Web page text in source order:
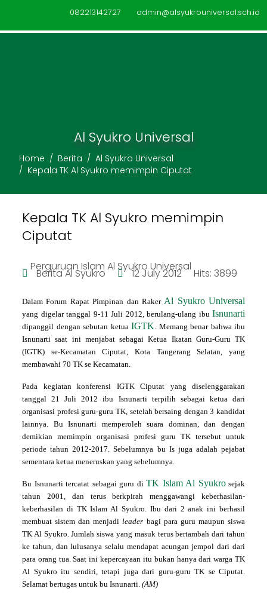
082213142727 admin@alsyukrouniversal.sch.id
Al Syukro Universal
Home Berita
Al Syukro Universal
Kepala TK Al Syukro memimpin Ciputat
Kepala TK Al Syukro memimpin
Ciputat
Perguruan Islam Al Syukro Universal
Berita Al Syukro 12 July 2012 Hits: 3899
Dalam Forum Rapat Pimpinan dan RakerAl Syukro Universal
yang digelar tanggal 9-11 Juli 2012, berulang-ulang ibu Isnunarti
dipanggil dengan sebutan ketua IGTK. Memang benar bahwa ibu
Isnunarti saat ini menjabat sebagai Ketua Ikatan Guru-Guru TK
(IGTK) se-Kecamatan Ciputat, Kota Tangerang Selatan, yang
membawahi 70 TK se Kecamatan.
Pada kegiatan konferensi IGTK Ciputat yang diselenggarakan
tanggal 21 Juli 2012 ibu Isnunarti terpilih sebagai ketua dari
organisasi profesi guru-guru TK, setelah bersaing dengan 3 kandidat
lainnya. Bu Isnunarti memperoleh suara dominan, dan dengan
demikian memimpin organisasi profesi guru TK tersebut untuk
periode tahun 2012-2017. Sebelumnya bu Is juga adalah pejabat
sementara ketua meneruskan yang sebelumnya.
Bu Isnunarti tercatat sebagai guru di TK Islam Al Syukrosejak
tahun 2001, dan terus berkpirah menggawangi keberhasilan-
keberhasilan di TK Islam Al Syukro. Ibu dari 2 anak ini berhasil
membuat sistem dan menjadileader bagi para guru maupun siswa
TK Al Syukro. Jumlah siswa yang masuk terus bertambah dari tahun
ke tahun, dan lulusanya selalu mendapat acungan jempol dari dari
para orang tua. Saat ini kepercayaan itu bukan hanya dari warga TK
Al Syukro itu sendiri, tetapi juga dari guru-guru TK se Ciputat.
Selamat bertugas untuk bu Isnunarti. (AM)